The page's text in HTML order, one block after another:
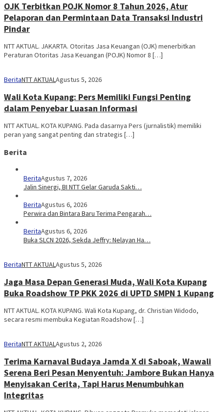
OJK Terbitkan POJK Nomor 8 Tahun 2026, Atur
Pelaporan dan Permintaan Data Transaksi Industri
Pindar
NTT AKTUAL. JAKARTA. Otoritas Jasa Keuangan (OJK) menerbitkan
Peraturan Otoritas Jasa Keuangan (POJK) Nomor 8 […]
BeritaNTT AKTUALAgustus 5, 2026
Wali Kota Kupang: Pers Memiliki Fungsi Penting
dalam Penyebar Luasan Informasi
NTT AKTUAL. KOTA KUPANG. Pada dasarnya Pers (jurnalistik) memiliki
peran yang sangat penting dan strategis […]
Berita
BeritaAgustus 7, 2026
Jalin Sinergi, BI NTT Gelar Garuda Sakti…
BeritaAgustus 6, 2026
Perwira dan Bintara Baru Terima Pengarah…
BeritaAgustus 6, 2026
Buka SLCN 2026, Sekda Jeffry: Nelayan Ha…
BeritaNTT AKTUALAgustus 5, 2026
Jaga Masa Depan Generasi Muda, Wali Kota Kupang
Buka Roadshow TP PKK 2026 di UPTD SMPN 1 Kupang
NTT AKTUAL. KOTA KUPANG. Wali Kota Kupang, dr. Christian Widodo,
secara resmi membuka Kegiatan Roadshow […]
BeritaNTT AKTUALAgustus 2, 2026
Terima Karnaval Budaya Jamda X di Saboak, Wawali
Serena Beri Pesan Menyentuh: Jambore Bukan Hanya
Menyisakan Cerita, Tapi Harus Menumbuhkan
Integritas